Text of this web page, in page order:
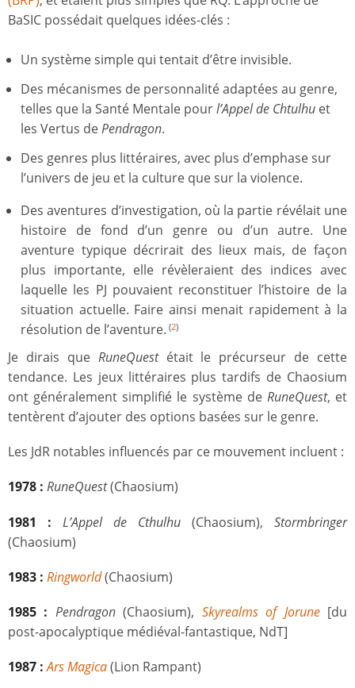
BaSIC possédait quelques idées-clés :
Un système simple qui tentait d’être invisible.
Des mécanismes de personnalité adaptées au genre,
telles que la Santé Mentale pourl’Appel de Chtulhu et
les Vertus dePendragon.
Des genres plus littéraires, avec plus d’emphase sur
l’univers de jeu et la culture que sur la violence.
Des aventures d’investigation, où la partie révélait une
histoire de fond d’un genre ou d’un autre. Une
aventure typique décrirait des lieux mais, de façon
plus importante, elle révèleraient des indices avec
laquelle les PJ pouvaient reconstituer l’histoire de la
situation actuelle. Faire ainsi menait rapidement à la
résolution de l’aventure. (2)
Je dirais que RuneQuestétait le précurseur de cette
tendance. Les jeux littéraires plus tardifs de Chaosium
ont généralement simplifié le système de RuneQuest, et
tentèrent d’ajouter des options basées sur le genre.
Les JdR notables influencés par ce mouvement incluent :
1978 : RuneQuest(Chaosium)
1981 : L’Appel de Cthulhu (Chaosium), Stormbringer
(Chaosium)
1983 : Ringworld(Chaosium)
1985 : Pendragon(Chaosium), Skyrealms of Jorune[du
post-apocalyptique médiéval-fantastique, NdT]
1987 : Ars Magica(Lion Rampant)